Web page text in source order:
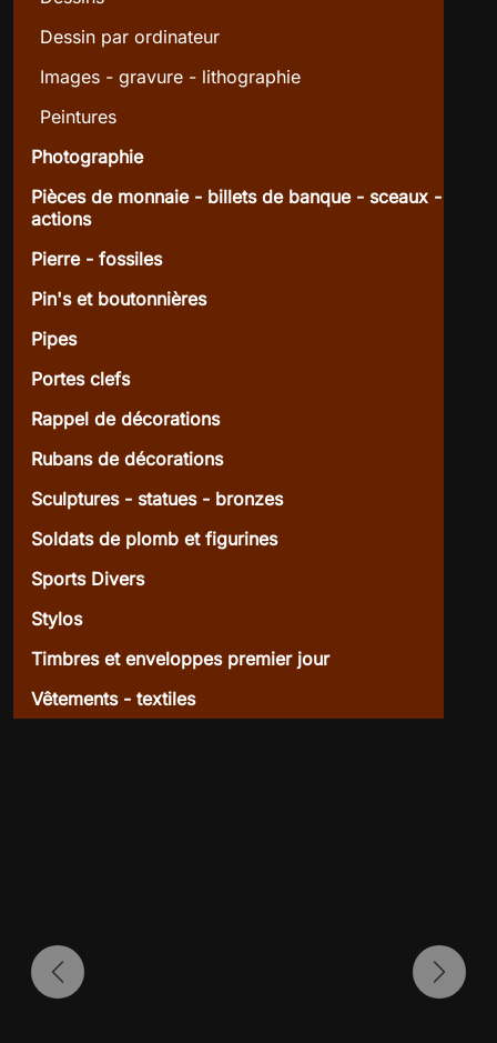
Dessin par ordinateur
Images - gravure - lithographie
Peintures
Photographie
Pièces de monnaie - billets de banque - sceaux -
actions
Pierre - fossiles
Pin's et boutonnières
Pipes
Portes clefs
Rappel de décorations
Rubans de décorations
Sculptures - statues - bronzes
Soldats de plomb et figurines
Sports Divers
Stylos
Timbres et enveloppes premier jour
Vêtements - textiles
Previous Next